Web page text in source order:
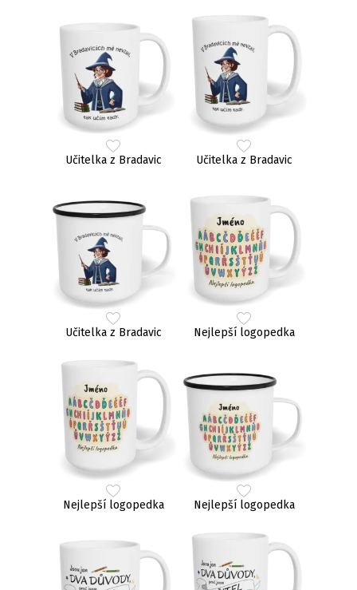
Učitelka z Bradavic Učitelka z Bradavic
Učitelka z Bradavic Nejlepší logopedka
Nejlepší logopedka Nejlepší logopedka